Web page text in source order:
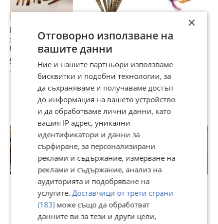
Кoмплeĸт четки
зa гpим NАКЕD3
Urbаn Dесау
HZS82
5,62 €
10,99 лв
от 8 броя чеки за
грим с дръжки
тъмен мрамор
HZS28
6,65 €
13,01 лв
четки за грим с
варианта HZS62
7,67 €
15 лв
Потребител
Premium
GRAND LUXE
×
Отговорно използване на
вашите данни
Ние и нашите партньори използваме
бисквитки и подобни технологии, за
да съхраняваме и получаваме достъп
до информация на вашето устройство
и да обработваме лични данни, като
вашия IP адрес, уникални
идентификатори и данни за
сърфиране, за персонализирани
реклами и съдържание, измерване на
реклами и съдържание, анализ на
аудиторията и подобряване на
услугите.Доставчици от трети страни
(183)може също да обработват
данните ви за тези и други цели,